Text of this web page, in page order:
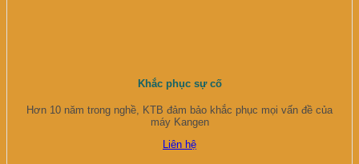
Khắc phục sự cố
Hơn 10 năm trong nghề, KTB đảm bảo khắc phục mọi vấn đề của
máy Kangen
Liên hệ